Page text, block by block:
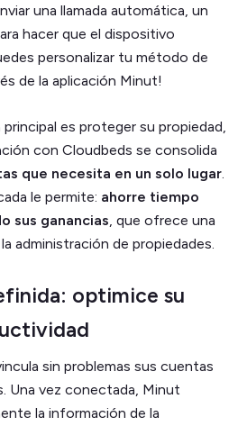
una llamada automática, un
hacer que el dispositivo
personalizar tu método de
de la aplicación Minut!
es proteger su propiedad,
con Cloudbeds se consolida
que necesita en un solo lugar
le permite: ahorre tiempo
sus ganancias , que ofrece una
administración de propiedades.
optimice su
sin problemas sus cuentas
Una vez conectada, Minut
la información de la